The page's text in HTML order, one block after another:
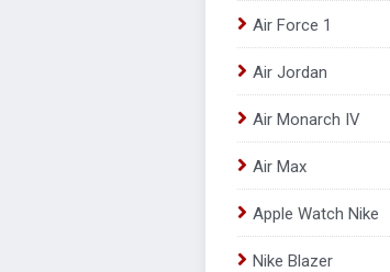
Air Force 1
Air Jordan
Air Monarch IV
Air Max
Apple Watch Nike
Nike Blazer